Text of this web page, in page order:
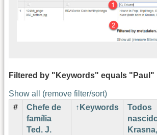
Filtered by "Keywords" equals "Paul"
Show all (remove filter/sort)
#
Chefe de
família
Ted. J.
Keywords
Todos
Krasna,